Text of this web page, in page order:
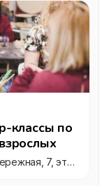
классы по
Россия, Москва, Садовническая набережная, 7, этаж 1